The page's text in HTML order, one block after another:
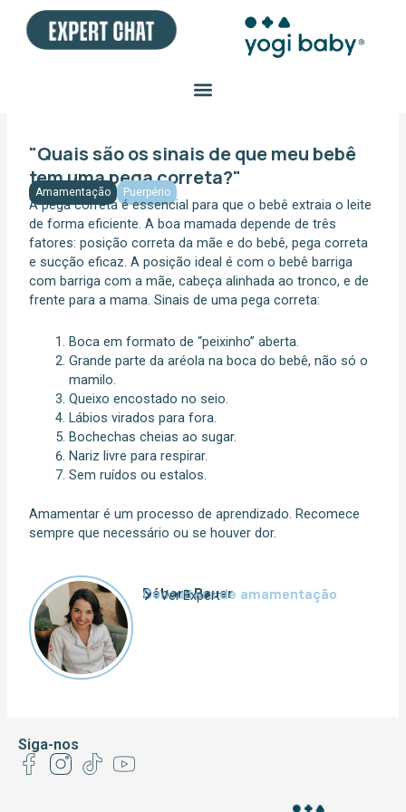
"Quais são os sinais de que meu bebê
tem uma pega correta?"
Amamentação Puerpério
A pega correta é essencial para que o bebê extraia o leite
de forma eficiente. A boa mamada depende de três
fatores: posição correta da mãe e do bebê, pega correta
e sucção eficaz. A posição ideal é com o bebê barriga
com barriga com a mãe, cabeça alinhada ao tronco, e de
frente para a mama. Sinais de uma pega correta:
Boca em formato de “peixinho” aberta.
Grande parte da aréola na boca do bebê, não só o
mamilo.
Queixo encostado no seio.
Lábios virados para fora.
Bochechas cheias ao sugar.
Nariz livre para respirar.
Sem ruídos ou estalos.
Amamentar é um processo de aprendizado. Recomece
sempre que necessário ou se houver dor.
Débora Bauer
Consultora de amamentação
Ver Expert
Siga-nos